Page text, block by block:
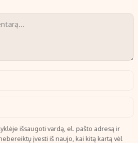
išsaugoti vardą, el. pašto adresą ir
įvesti iš naujo, kai kitą kartą vėl